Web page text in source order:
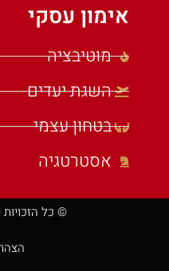
אימון עסקי
מוטיבציה
השגת יעדים
בטחון עצמי
אסטרטגיה
© כל הזכויות